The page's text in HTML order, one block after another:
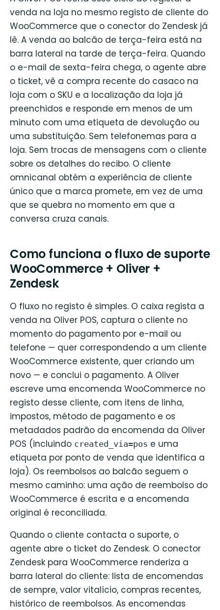
venda na loja no mesmo registo de cliente do
WooCommerce que o conector do Zendesk já
lê. A venda ao balcão de terça-feira está na
barra lateral na tarde de terça-feira. Quando
o e-mail de sexta-feira chega, o agente abre
o ticket, vê a compra recente do casaco na
loja com o SKU e a localização da loja já
preenchidos e responde em menos de um
minuto com uma etiqueta de devolução ou
uma substituição. Sem telefonemas para a
loja. Sem trocas de mensagens com o cliente
sobre os detalhes do recibo. O cliente
omnicanal obtém a experiência de cliente
único que a marca promete, em vez de uma
que se quebra no momento em que a
conversa cruza canais.
Como funciona o fluxo de suporte
WooCommerce + Oliver +
Zendesk
O fluxo no registo é simples. O caixa regista a
venda na Oliver POS, captura o cliente no
momento do pagamento por e-mail ou
telefone — quer correspondendo a um cliente
WooCommerce existente, quer criando um
novo — e conclui o pagamento. A Oliver
escreve uma encomenda WooCommerce no
registo desse cliente, com itens de linha,
impostos, método de pagamento e os
metadados padrão da encomenda da Oliver
POS (incluindo created_via=pos e uma
etiqueta por ponto de venda que identifica a
loja). Os reembolsos ao balcão seguem o
mesmo caminho: uma ação de reembolso do
WooCommerce é escrita e a encomenda
original é reconciliada.
Quando o cliente contacta o suporte, o
agente abre o ticket do Zendesk. O conector
Zendesk para WooCommerce renderiza a
barra lateral do cliente: lista de encomendas
de sempre, valor vitalício, compras recentes,
histórico de reembolsos. As encomendas